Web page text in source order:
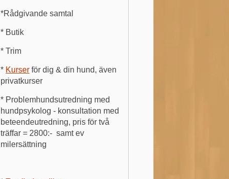
*Rådgivande samtal
* Butik
* Trim
* Kurser för dig & din hund, även
privatkurser
* Problemhundsutredning med
hundpsykolog - konsultation med
beteendeutredning, pris för två
träffar = 2800:- samt ev
milersättning